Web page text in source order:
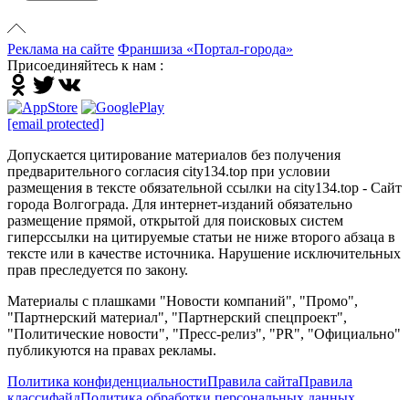
Реклама на сайте Франшиза «Портал-города»
Присоединяйтесь к нам :
[email protected]
Допускается цитирование материалов без получения
предварительного согласия city134.top при условии
размещения в тексте обязательной ссылки на city134.top - Сайт
города Волгограда. Для интернет-изданий обязательно
размещение прямой, открытой для поисковых систем
гиперссылки на цитируемые статьи не ниже второго абзаца в
тексте или в качестве источника. Нарушение исключительных
прав преследуется по закону.
Материалы с плашками "Новости компаний", "Промо",
"Партнерский материал", "Партнерский спецпроект",
"Политические новости", "Пресс-релиз", "PR", "Официально"
публикуются на правах рекламы.
Политика конфиденциальностиПравила сайтаПравила